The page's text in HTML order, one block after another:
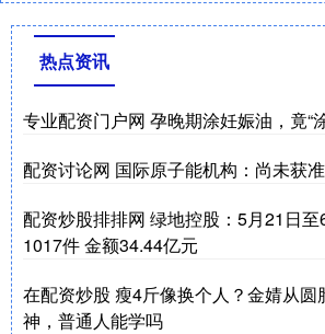
热点资讯
专业配资门户网 孕晚期涂妊娠油，竟“
配资讨论网 国际原子能机构：尚未获
配资炒股排排网 绿地控股：5月21日
1017件 金额34.44亿元
在配资炒股 瘦4斤像换个人？金婧从
神，普通人能学吗